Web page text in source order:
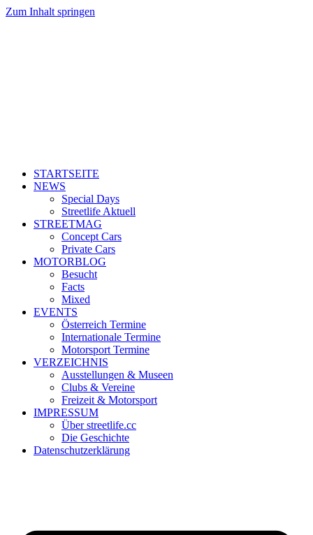
Zum Inhalt springen
STARTSEITE
NEWS
Special Days
Streetlife Aktuell
STREETMAG
Concept Cars
Private Cars
MOTORBLOG
Besucht
Facts
Mixed
EVENTS
Österreich Termine
Internationale Termine
Motorsport Termine
VERZEICHNIS
Ausstellungen & Museen
Clubs & Vereine
Freizeit & Motorsport
IMPRESSUM
Über streetlife.cc
Die Geschichte
Datenschutzerklärung